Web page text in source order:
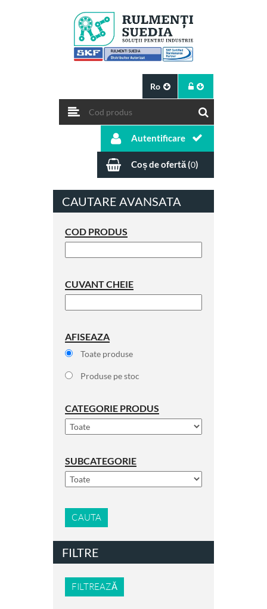
Ro
Autentificare
Coș de ofertă (0)
CAUTARE AVANSATA
COD PRODUS
CUVANT CHEIE
AFISEAZA
Toate produse
Produse pe stoc
CATEGORIE PRODUS
SUBCATEGORIE
CAUTA
FILTRE
FILTREAZĂ